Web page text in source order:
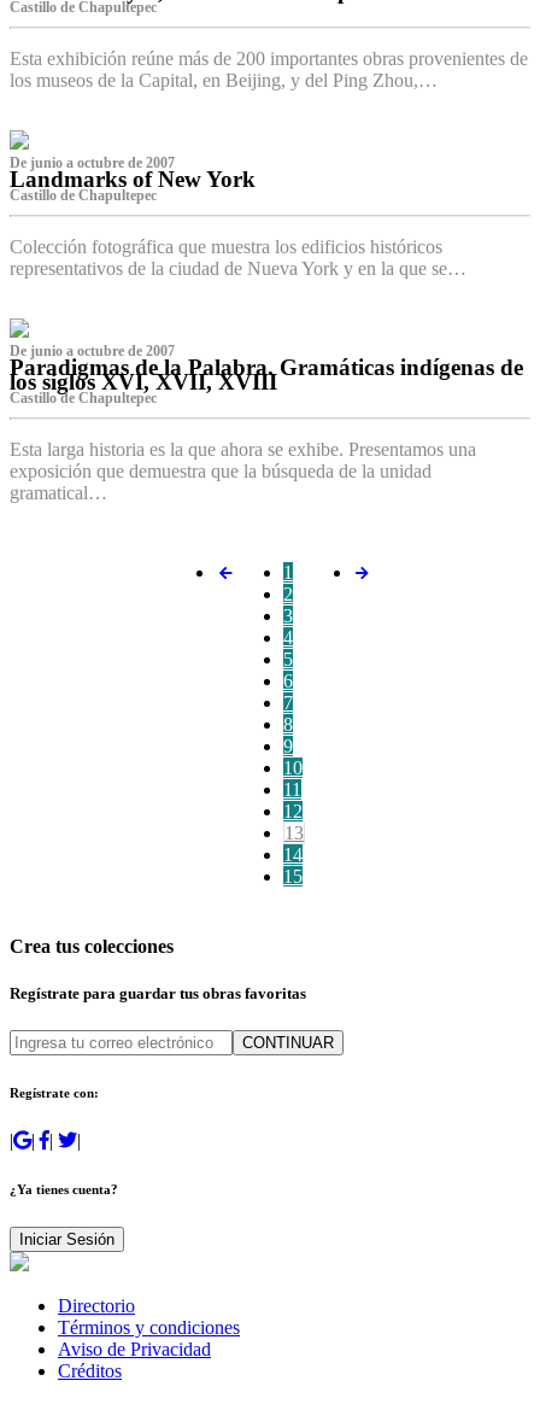
Castillo de Chapultepec
Esta exhibición reúne más de 200 importantes obras provenientes de
los museos de la Capital, en Beijing, y del Ping Zhou,…
De junio a octubre de 2007
Landmarks of New York
Castillo de Chapultepec
Colección fotográfica que muestra los edificios históricos
representativos de la ciudad de Nueva York y en la que se…
De junio a octubre de 2007
Paradigmas de la Palabra. Gramáticas indígenas de
los siglos XVI, XVII, XVIII
Castillo de Chapultepec
Esta larga historia es la que ahora se exhibe. Presentamos una
exposición que demuestra que la búsqueda de la unidad
gramatical…
1
2
3
4
5
6
7
8
9
10
11
12
13
14
15
Crea tus colecciones
Regístrate para guardar tus obras favoritas
CONTINUAR
Regístrate con:
| | | |
¿Ya tienes cuenta?
Iniciar Sesión
Directorio
Términos y condiciones
Aviso de Privacidad
Créditos